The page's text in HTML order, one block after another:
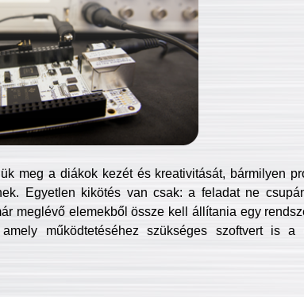
meg a diákok kezét és kreativitását, bármilyen
Egyetlen kikötés van csak: a feladat ne
meglévő elemekből össze kell állítania egy
működtetéséhez szükséges szoftvert is a